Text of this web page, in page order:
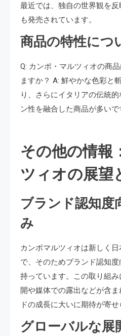
最近では、独自の世界観を
も発売されています。
商品の特性につ
Q: カンポ・マルツィオの商
ますか？ A: 鮮やかな色彩と
り、さらにイタリアの伝統
ン性を融合した商品が多いで
その他の情報
ツィオの展望
ブランド認知度
み
カンポマルツィオは新しく
で、そのためブランド認知
持っています。この取り組
開や媒体での露出などが含
ドの成長に大いに期待が寄せ
グローバルな展